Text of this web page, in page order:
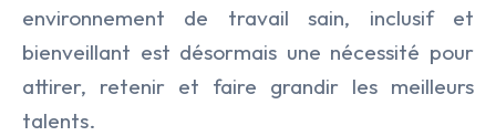
environnement de travail sain, inclusif et
bienveillant est désormais une nécessité pour
attirer, retenir et faire grandir les meilleurs
talents.